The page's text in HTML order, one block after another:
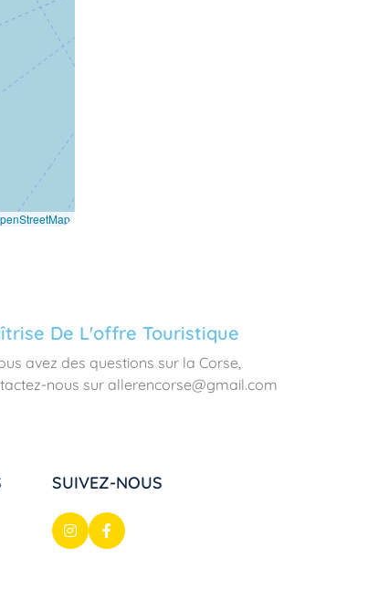
De L'offre Touristique
avez des questions sur la Corse,
nous sur allerencorse@gmail.com
SUIVEZ-NOUS